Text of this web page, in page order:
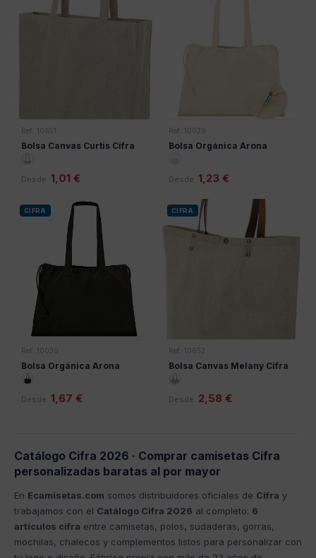
Ref: 10651
Bolsa Canvas Curtis Cifra
Desde 1,01 €
Ref: 10029
Bolsa Orgánica Arona
Desde 1,23 €
CIFRA
Ref: 10030
Bolsa Orgánica Arona
Desde 1,67 €
CIFRA
Ref: 10652
Bolsa Canvas Melany Cifra
Desde 2,58 €
Catálogo Cifra 2026 · Comprar camisetas Cifra
personalizadas baratas al por mayor
En Ecamisetas.com somos distribuidores oficiales de Cifra y
trabajamos con el Catálogo Cifra 2026 al completo: 6
artículos cifra entre camisetas, polos, sudaderas, gorras,
mochilas, chalecos y complementos listos para personalizar con